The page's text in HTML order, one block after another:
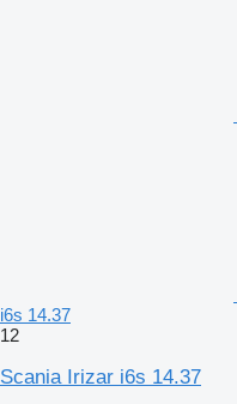
i6s 14.37
12
Scania Irizar i6s 14.37